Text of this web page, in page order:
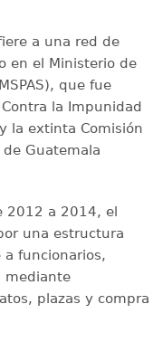
a una red de
en el Ministerio de
que fue
la Impunidad
la extinta Comisión
Guatemala
2012 a 2014, el
una estructura
funcionarios,
mediante
plazas y compra